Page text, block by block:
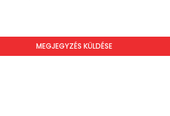
MEGJEGYZÉS KÜLDÉSE